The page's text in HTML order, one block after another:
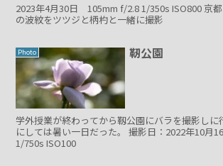
2023年4月30日 105mm f/2.8 1/350s ISO800 京
の波紋をツツジと柄杓と一緒に撮影
Photo 靭公園
学外授業が終わってから靱公園にバラを撮影しに
にしては暑い一日だった。 撮影日：2022年10月
1/750s ISO100